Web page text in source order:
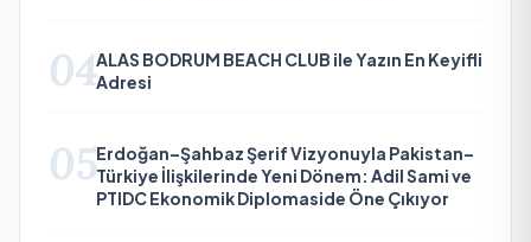
04ALAS BODRUM BEACH CLUB ile Yazın En Keyifli
Adresi
05Erdoğan–Şahbaz Şerif Vizyonuyla Pakistan–
Türkiye İlişkilerinde Yeni Dönem: Adil Sami ve
PTIDC Ekonomik Diplomaside Öne Çıkıyor